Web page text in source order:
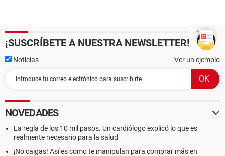
¡SUSCRÍBETE A NUESTRA NEWSLETTER!
Noticias Ver un ejemplo
NOVEDADES
La regla de los 10 mil pasos. Un cardiólogo explicó lo que es
realmente necesario para la salud
¡No caigas! Así es como te manipulan para comprar más en